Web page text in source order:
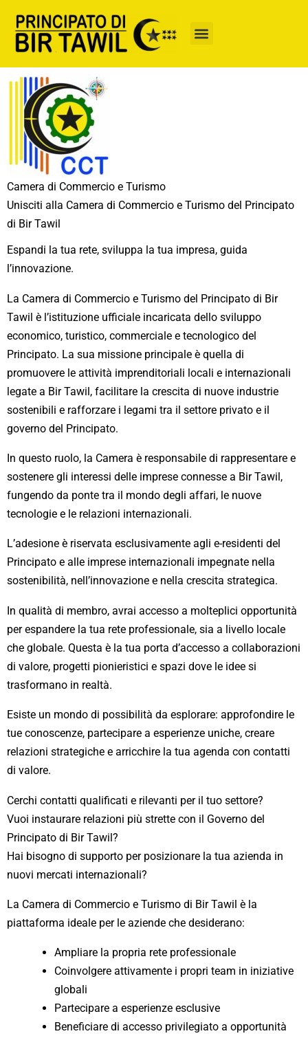
contenuto
Camera di Commercio e Turismo
Unisciti alla Camera di Commercio e Turismo del Principato
di Bir Tawil
Espandi la tua rete, sviluppa la tua impresa, guida
l’innovazione.
La Camera di Commercio e Turismo del Principato di Bir
Tawil è l’istituzione ufficiale incaricata dello sviluppo
economico, turistico, commerciale e tecnologico del
Principato. La sua missione principale è quella di
promuovere le attività imprenditoriali locali e internazionali
legate a Bir Tawil, facilitare la crescita di nuove industrie
sostenibili e rafforzare i legami tra il settore privato e il
governo del Principato.
In questo ruolo, la Camera è responsabile di rappresentare e
sostenere gli interessi delle imprese connesse a Bir Tawil,
fungendo da ponte tra il mondo degli affari, le nuove
tecnologie e le relazioni internazionali.
L’adesione è riservata esclusivamente agli e-residenti del
Principato e alle imprese internazionali impegnate nella
sostenibilità, nell’innovazione e nella crescita strategica.
In qualità di membro, avrai accesso a molteplici opportunità
per espandere la tua rete professionale, sia a livello locale
che globale. Questa è la tua porta d’accesso a collaborazioni
di valore, progetti pionieristici e spazi dove le idee si
trasformano in realtà.
Esiste un mondo di possibilità da esplorare: approfondire le
tue conoscenze, partecipare a esperienze uniche, creare
relazioni strategiche e arricchire la tua agenda con contatti
di valore.
Cerchi contatti qualificati e rilevanti per il tuo settore?
Vuoi instaurare relazioni più strette con il Governo del
Principato di Bir Tawil?
Hai bisogno di supporto per posizionare la tua azienda in
nuovi mercati internazionali?
La Camera di Commercio e Turismo di Bir Tawil è la
piattaforma ideale per le aziende che desiderano:
Ampliare la propria rete professionale
Coinvolgere attivamente i propri team in iniziative
globali
Partecipare a esperienze esclusive
Beneficiare di accesso privilegiato a opportunità